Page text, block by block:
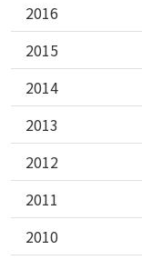
2016
2015
2014
2013
2012
2011
2010